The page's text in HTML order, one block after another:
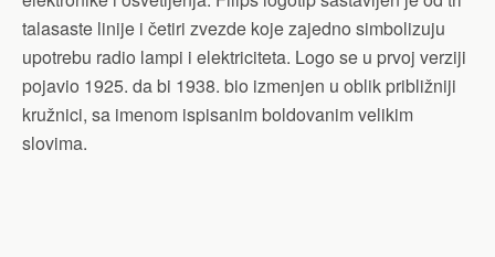
talasaste linije i četiri zvezde koje zajedno simbolizuju
upotrebu radio lampi i elektriciteta. Logo se u prvoj verziji
pojavio 1925. da bi 1938. bio izmenjen u oblik približniji
kružnici, sa imenom ispisanim boldovanim velikim
slovima.